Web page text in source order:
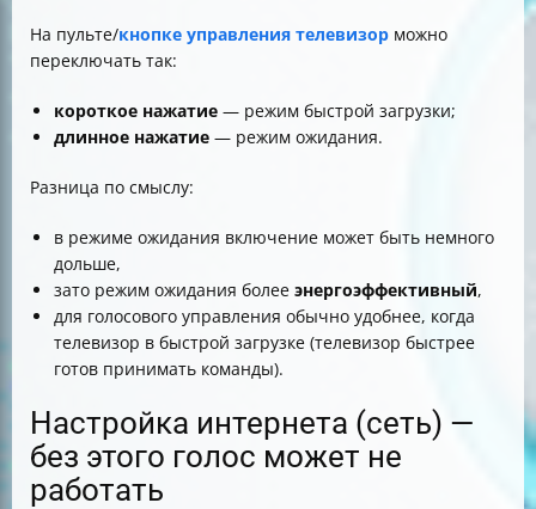
На пульте/кнопке управления телевизор можно
переключать так:
короткое нажатие — режим быстрой загрузки;
длинное нажатие — режим ожидания.
Разница по смыслу:
в режиме ожидания включение может быть немного
дольше,
зато режим ожидания более энергоэффективный,
для голосового управления обычно удобнее, когда
телевизор в быстрой загрузке (телевизор быстрее
готов принимать команды).
Настройка интернета (сеть) —
без этого голос может не
работать